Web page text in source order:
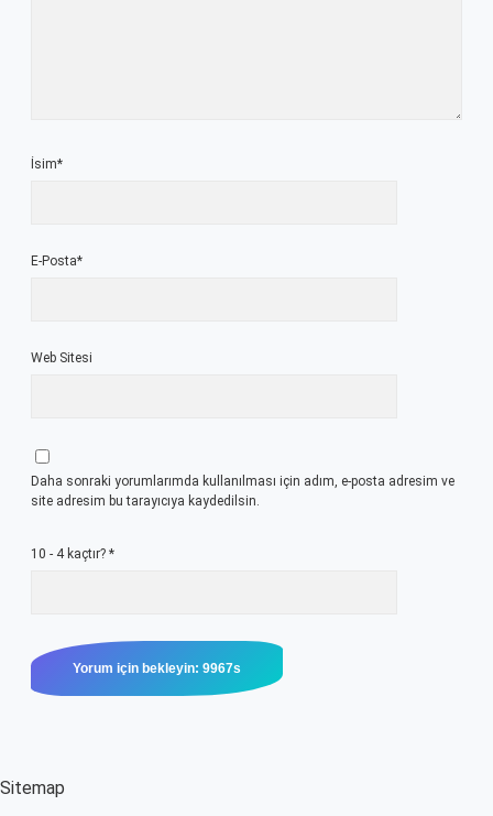
İsim*
E-Posta*
Web Sitesi
Daha sonraki yorumlarımda kullanılması için adım, e-posta adresim ve
site adresim bu tarayıcıya kaydedilsin.
10 - 4 kaçtır? *
Sitemap